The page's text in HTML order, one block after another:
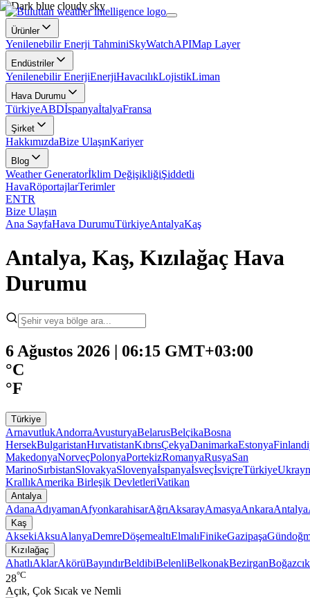
Ürünler
Yenilenebilir Enerji TahminiSkyWatchAPIMap Layer
Endüstriler
Yenilenebilir EnerjiEnerjiHavacılıkLojistikLiman
Hava Durumu
TürkiyeABDİspanyaİtalyaFransa
Şirket
HakkımızdaBize UlaşınKariyer
Blog
Weather Generatorİklim DeğişikliğiŞiddetli
HavaRöportajlarTerimler
ENTR
Bize Ulaşın
Ana SayfaHava DurumuTürkiyeAntalyaKaş
Antalya, Kaş, Kızılağaç Hava
Durumu
6 Ağustos 2026 | 06:15 GMT+03:00
°C
°F
Türkiye
ArnavutlukAndorraAvusturyaBelarusBelçikaBosna
HersekBulgaristanHırvatistanKıbrısÇekyaDanimarkaEstonya
MakedonyaNorveçPolonyaPortekizRomanyaRusyaSan
MarinoSırbistanSlovakyaSlovenyaİspanyaİsveçİsviçreTürkiye
KrallıkAmerika Birleşik DevletleriVatikan
Antalya
AdanaAdıyamanAfyonkarahisarAğrıAksarayAmasyaAnkaraAntalya
Kaş
AksekiAksuAlanyaDemreDöşemealtıElmalıFinikeGazipaşa
Kızılağaç
AhatlıAklarAkörüBayındırBeldibiBelenliBelkonakBezirganBoğazcık
28°C
Açık, Çok Sıcak ve Nemli